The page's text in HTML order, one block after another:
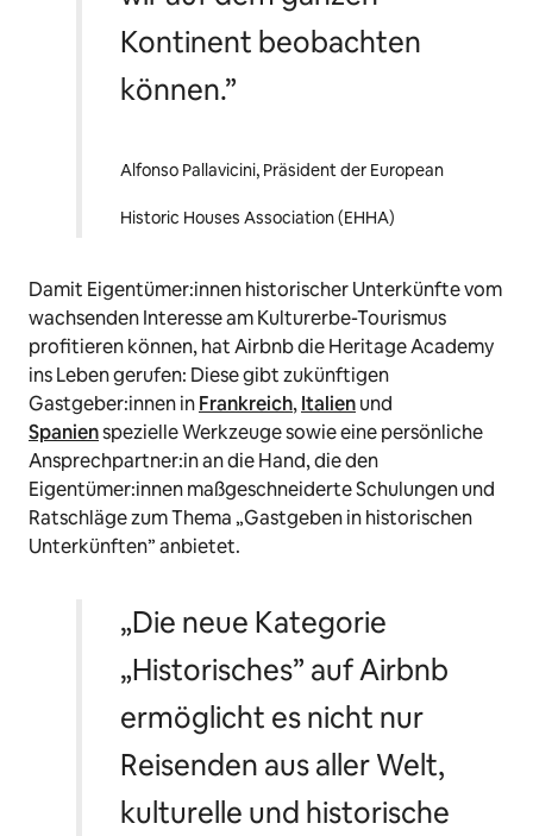
Kontinent beobachten
können.”
Alfonso Pallavicini, Präsident der European
Historic Houses Association (EHHA)
Damit Eigentümer:innen historischer Unterkünfte vom
wachsenden Interesse am Kulturerbe-Tourismus
profitieren können, hat Airbnb die Heritage Academy
ins Leben gerufen: Diese gibt zukünftigen
Gastgeber:innen inFrankreich,Italienund
Spanienspezielle Werkzeuge sowie eine persönliche
Ansprechpartner:in an die Hand, die den
Eigentümer:innen maßgeschneiderte Schulungen und
Ratschläge zum Thema „Gastgeben in historischen
Unterkünften” anbietet.
„Die neue Kategorie
„Historisches” auf Airbnb
ermöglicht es nicht nur
Reisenden aus aller Welt,
kulturelle und historische